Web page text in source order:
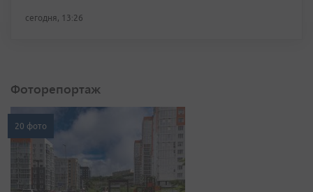
сегодня, 13:26
Фоторепортаж
20 фото